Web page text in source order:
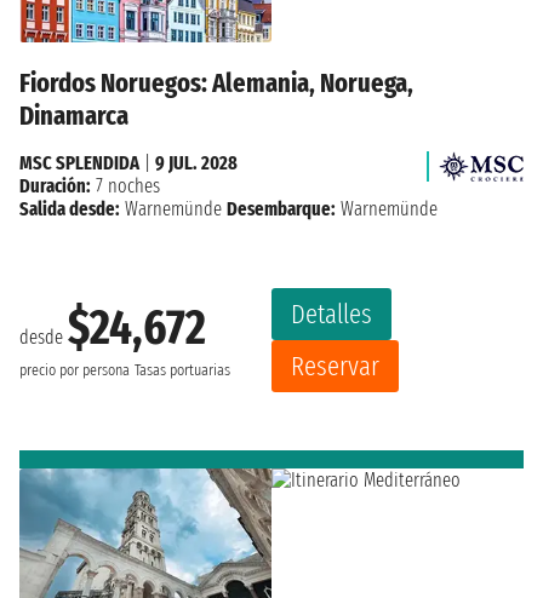
Fiordos Noruegos: Alemania, Noruega,
Dinamarca
desde $24,672
precio por persona Tasas portuarias
Detalles
Reservar
MSC SPLENDIDA
9 JUL. 2028
Duración: 7 noches
Salida desde: Warnemünde Desembarque: Warnemünde